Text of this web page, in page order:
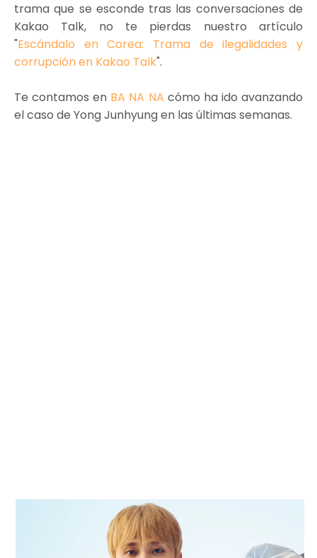
trama que se esconde tras las conversaciones de
Kakao Talk, no te pierdas nuestro artículo
"Escándalo en Corea: Trama de ilegalidades y
corrupción en Kakao Talk".
Te contamos en BA NA NA cómo ha ido avanzando
el caso de Yong Junhyung en las últimas semanas.